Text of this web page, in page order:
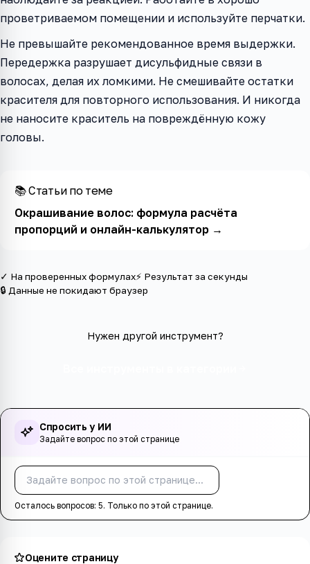
проветриваемом помещении и используйте перчатки.
Не превышайте рекомендованное время выдержки.
Передержка разрушает дисульфидные связи в
волосах, делая их ломкими. Не смешивайте остатки
красителя для повторного использования. И никогда
не наносите краситель на повреждённую кожу
головы.
📚 Статьи по теме
Окрашивание волос: формула расчёта
пропорций и онлайн-калькулятор→
✓ На проверенных формулах⚡ Результат за секунды
🔒 Данные не покидают браузер
Нужен другой инструмент?
Спросить у ИИ
Задайте вопрос по этой странице
Осталось вопросов: 5. Только по этой странице.
Оцените страницу